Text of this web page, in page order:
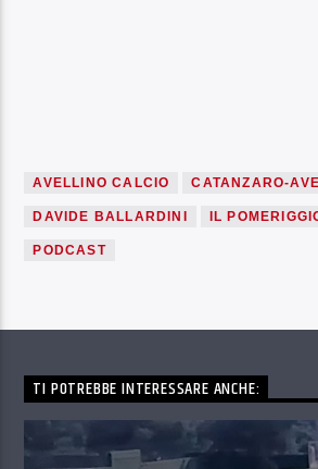
AVELLINO CALCIO CATANZARO-
DAVIDE BALLARDINI IL
PODCAST
TI POTREBBE INTERESSARE ANCHE: